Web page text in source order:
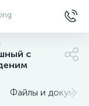
с
Файлы и